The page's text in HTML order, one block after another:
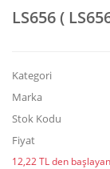
LS656 (
Kategori
Marka
Stok Kodu
Fiyat
12,22 TL den